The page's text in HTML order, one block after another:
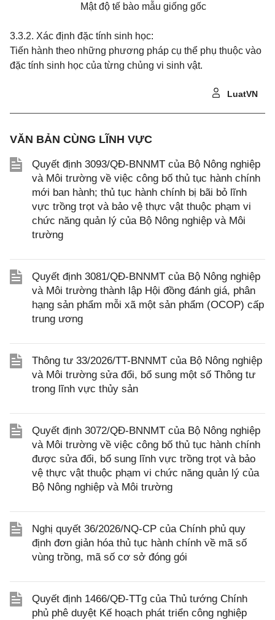
Mật độ tế bào mẫu giống gốc
3.3.2. Xác định đặc tính sinh học:
Tiến hành theo những phương pháp cụ thể phụ thuộc vào
đặc tính sinh học của từng chủng vi sinh vật.
LuatVN
VĂN BẢN CÙNG LĨNH VỰC
Quyết định 3093/QĐ-BNNMT của Bộ Nông nghiệp
và Môi trường về việc công bố thủ tục hành chính
mới ban hành; thủ tục hành chính bị bãi bỏ lĩnh
vực trồng trọt và bảo vệ thực vật thuộc phạm vi
chức năng quản lý của Bộ Nông nghiệp và Môi
trường
Quyết định 3081/QĐ-BNNMT của Bộ Nông nghiệp
và Môi trường thành lập Hội đồng đánh giá, phân
hạng sản phẩm mỗi xã một sản phẩm (OCOP) cấp
trung ương
Thông tư 33/2026/TT-BNNMT của Bộ Nông nghiệp
và Môi trường sửa đổi, bổ sung một số Thông tư
trong lĩnh vực thủy sản
Quyết định 3072/QĐ-BNNMT của Bộ Nông nghiệp
và Môi trường về việc công bố thủ tục hành chính
được sửa đổi, bổ sung lĩnh vực trồng trọt và bảo
vệ thực vật thuộc phạm vi chức năng quản lý của
Bộ Nông nghiệp và Môi trường
Nghị quyết 36/2026/NQ-CP của Chính phủ quy
định đơn giản hóa thủ tục hành chính về mã số
vùng trồng, mã số cơ sở đóng gói
Quyết định 1466/QĐ-TTg của Thủ tướng Chính
phủ phê duyệt Kế hoạch phát triển công nghiệp